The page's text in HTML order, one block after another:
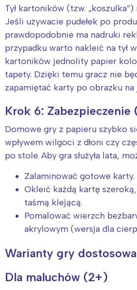
Tył kartoników (tzw.
Jeśli używacie pudełek po
prawdopodobnie ma nadruki
przypadku warto nakleić na tył
kartoników jednolity papier
tapety. Dzięki temu gracz nie
zapamiętać karty po obrazku
Krok 6:
Domowe gry z papieru szybko
wpływem wilgoci z dłoni czy
po stole. Aby gra służyła lata,
Zalaminować gotowe karty.
Okleić każdą kartę
taśmą klejącą.
Pomalować wierzch
akrylowym (wersja dla
Warianty gry
Dla maluchów (2+)
tego